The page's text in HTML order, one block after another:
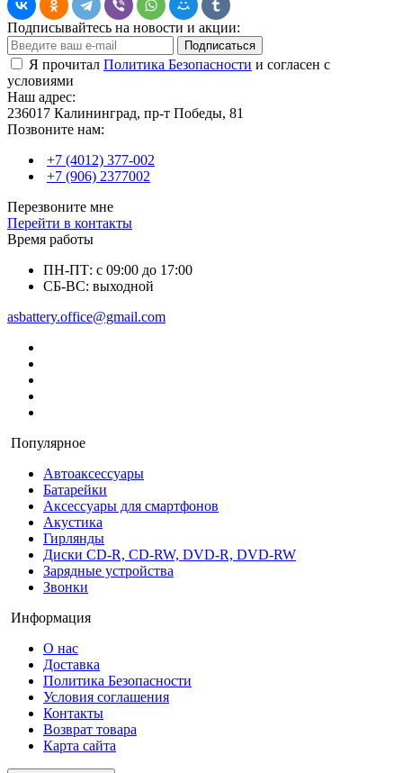
Подписывайтесь на новости и акции:
Подписаться
Я прочитал Политика Безопасности и согласен с
условиями
Наш адрес:
236017 Калининград,​ пр-т Победы, 81
Позвоните нам:
+7 (4012) 377-002
+7 (906) 2377002
Перезвоните мне
Перейти в контакты
Время работы
ПН-ПТ: с 09:00 до 17:00
СБ-ВС: выходной
asbattery.office@gmail.com
Популярное
Автоаксессуары
Батарейки
Аксессуары для смартфонов
Акустика
Гирлянды
Диски CD-R, CD-RW, DVD-R, DVD-RW
Зарядные устройства
Звонки
Информация
О нас
Доставка
Политика Безопасности
Условия соглашения
Контакты
Возврат товара
Карта сайта